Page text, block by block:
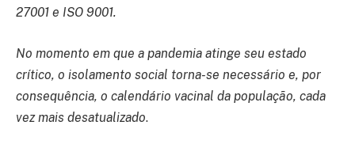
27001 e ISO 9001.
No momento em que a pandemia atinge seu estado
crítico, o isolamento social torna-se necessário e, por
consequência, o calendário vacinal da população, cada
vez mais desatualizado.